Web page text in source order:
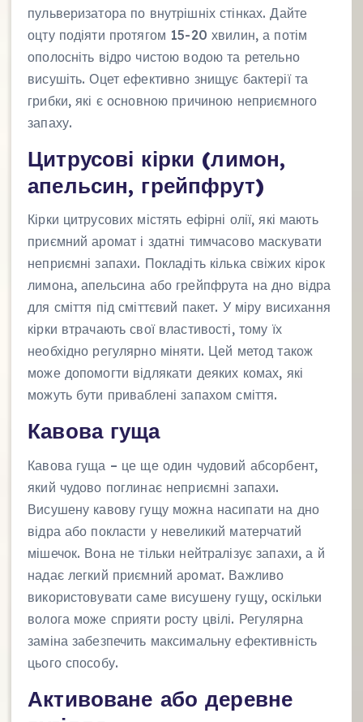
пульверизатора по внутрішніх стінках. Дайте
оцту подіяти протягом 15-20 хвилин, а потім
ополосніть відро чистою водою та ретельно
висушіть. Оцет ефективно знищує бактерії та
грибки, які є основною причиною неприємного
запаху.
Цитрусові кірки (лимон,
апельсин, грейпфрут)
Кірки цитрусових містять ефірні олії, які мають
приємний аромат і здатні тимчасово маскувати
неприємні запахи. Покладіть кілька свіжих кірок
лимона, апельсина або грейпфрута на дно відра
для сміття під сміттєвий пакет. У міру висихання
кірки втрачають свої властивості, тому їх
необхідно регулярно міняти. Цей метод також
може допомогти відлякати деяких комах, які
можуть бути приваблені запахом сміття.
Кавова гуща
Кавова гуща – це ще один чудовий абсорбент,
який чудово поглинає неприємні запахи.
Висушену кавову гущу можна насипати на дно
відра або покласти у невеликий матерчатий
мішечок. Вона не тільки нейтралізує запахи, а й
надає легкий приємний аромат. Важливо
використовувати саме висушену гущу, оскільки
волога може сприяти росту цвілі. Регулярна
заміна забезпечить максимальну ефективність
цього способу.
Активоване або деревне